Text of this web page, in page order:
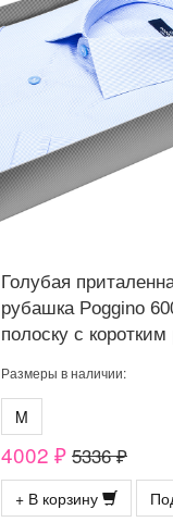
Голубая
рубашка Poggino
полоску с коротким
Размеры в наличии:
M
4002 ₽ 5336 ₽
+ В корзину